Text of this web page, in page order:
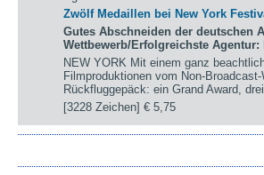
Zwölf Medaillen bei New York
Gutes Abschneiden der deutschen
Wettbewerb/Erfolgreichste
NEW YORK Mit einem ganz
Filmproduktionen vom Non-
Rückfluggepäck: ein Grand Award,
[3228 Zeichen]€ 5,75